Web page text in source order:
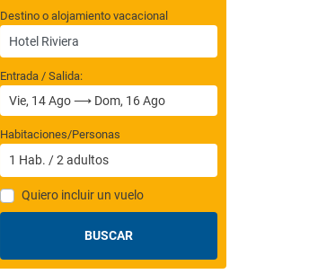
Destino o alojamiento vacacional
Entrada / Salida:
Habitaciones/Personas
1 Hab. /2 adultos
Quiero incluir un vuelo
BUSCAR